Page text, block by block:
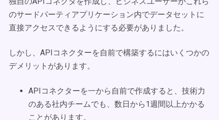
のサードパーティアプリケーション内でデータセットに
直接アクセスできるようにする必要がありました。
しかし、APIコネクターを自前で構築するにはいくつかの
デメリットがあります。
APIコネクターを一から自前で作成すると、技術力
のある社内チームでも、数日から1週間以上かかる
ことがあります。